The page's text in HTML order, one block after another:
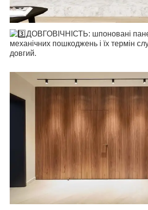
ДОВГОВІЧНІСТЬ: шпоновані
механічних пошкоджень і їх термін
довгий.